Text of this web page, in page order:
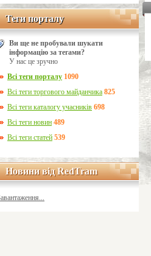
Теги порталу
Теги порталу
Ви ще не пробували шукати
інформацію за тегами?
У нас це зручно
Всі теги порталу 1090
Всі теги торгового майданчика 825
Всі теги каталогу учасників 698
Всі теги новин 489
Всі теги статей 539
Новини від RedTram
Новини від RedTram